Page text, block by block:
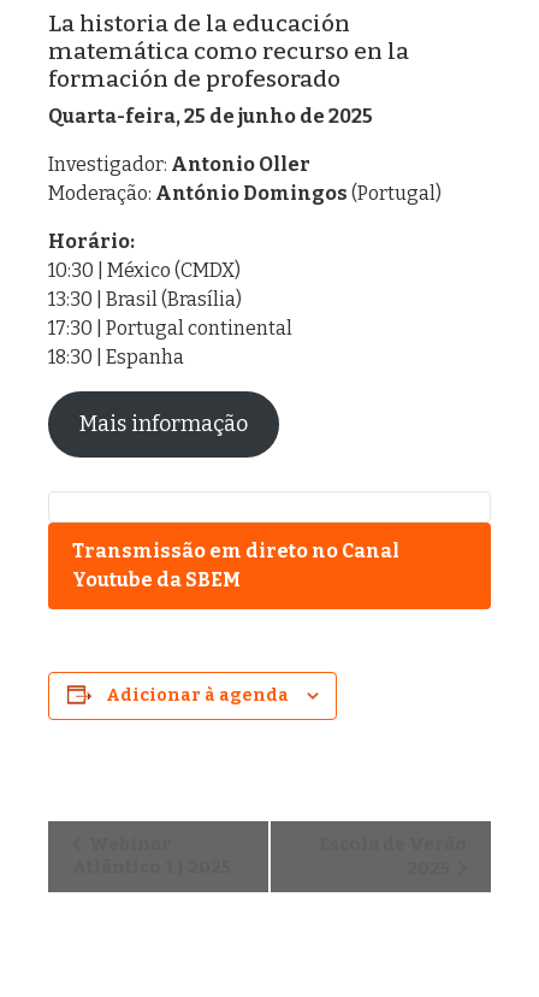
La historia de la educación
matemática como recurso en la
formación de profesorado
Quarta-feira, 25 de junho de 2025
Investigador: Antonio Oller
Moderação: António Domingos (Portugal)
Horário:
10:30 | México (CMDX)
13:30 | Brasil (Brasília)
17:30 | Portugal continental
18:30 | Espanha
Mais informação
Transmissão em direto no Canal
Youtube da SBEM
Adicionar à agenda
v